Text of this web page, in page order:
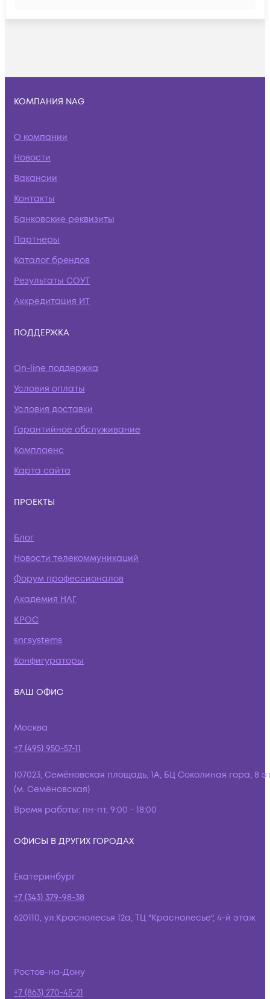
КОМПАНИЯ NAG
О компании
Новости
Вакансии
Контакты
Банковские реквизиты
Партнеры
Каталог брендов
Результаты СОУТ
Аккредитация ИТ
ПОДДЕРЖКА
On-line поддержка
Условия оплаты
Условия доставки
Гарантийное обслуживание
Комплаенс
Карта сайта
ПРОЕКТЫ
Блог
Новости телекоммуникаций
Форум профессионалов
Академия НАГ
КРОС
snr.systems
Конфигураторы
ВАШ ОФИС
Москва
+7 (495) 950-57-11
107023, Семёновская площадь, 1А, БЦ Соколиная гора, 8
(м. Семёновская)
Время работы: пн-пт, 9:00 - 18:00
ОФИСЫ В ДРУГИХ ГОРОДАХ
Екатеринбург
+7 (343) 379-98-38
620110, ул.Краснолесья 12а, ТЦ "Краснолесье", 4-й этаж
Ростов-на-Дону
+7 (863) 270-45-21